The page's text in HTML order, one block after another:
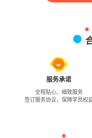
服务承诺
全程贴心、细致服务
签订服务协议，保障学员权